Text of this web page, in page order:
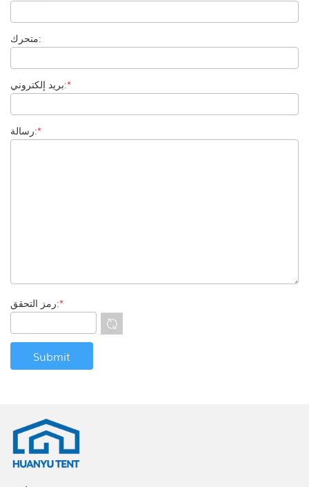
متحرك:
بريد إلكتروني:*
رسالة:*
رمز التحقق:*